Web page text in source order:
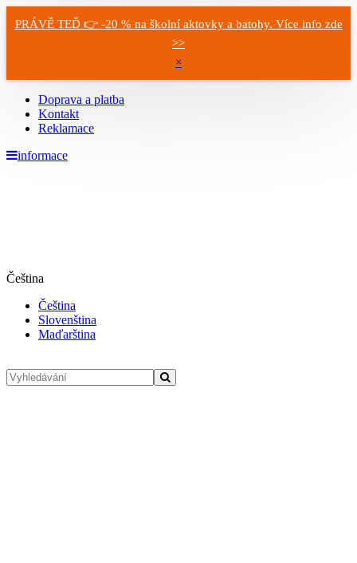
PRÁVĚ TEĎ 👉 -20 % na školní aktovky a batohy. Více info zde
>>
×
Doprava a platba
Kontakt
Reklamace
informace
Čeština
Čeština
Slovenština
Maďarština